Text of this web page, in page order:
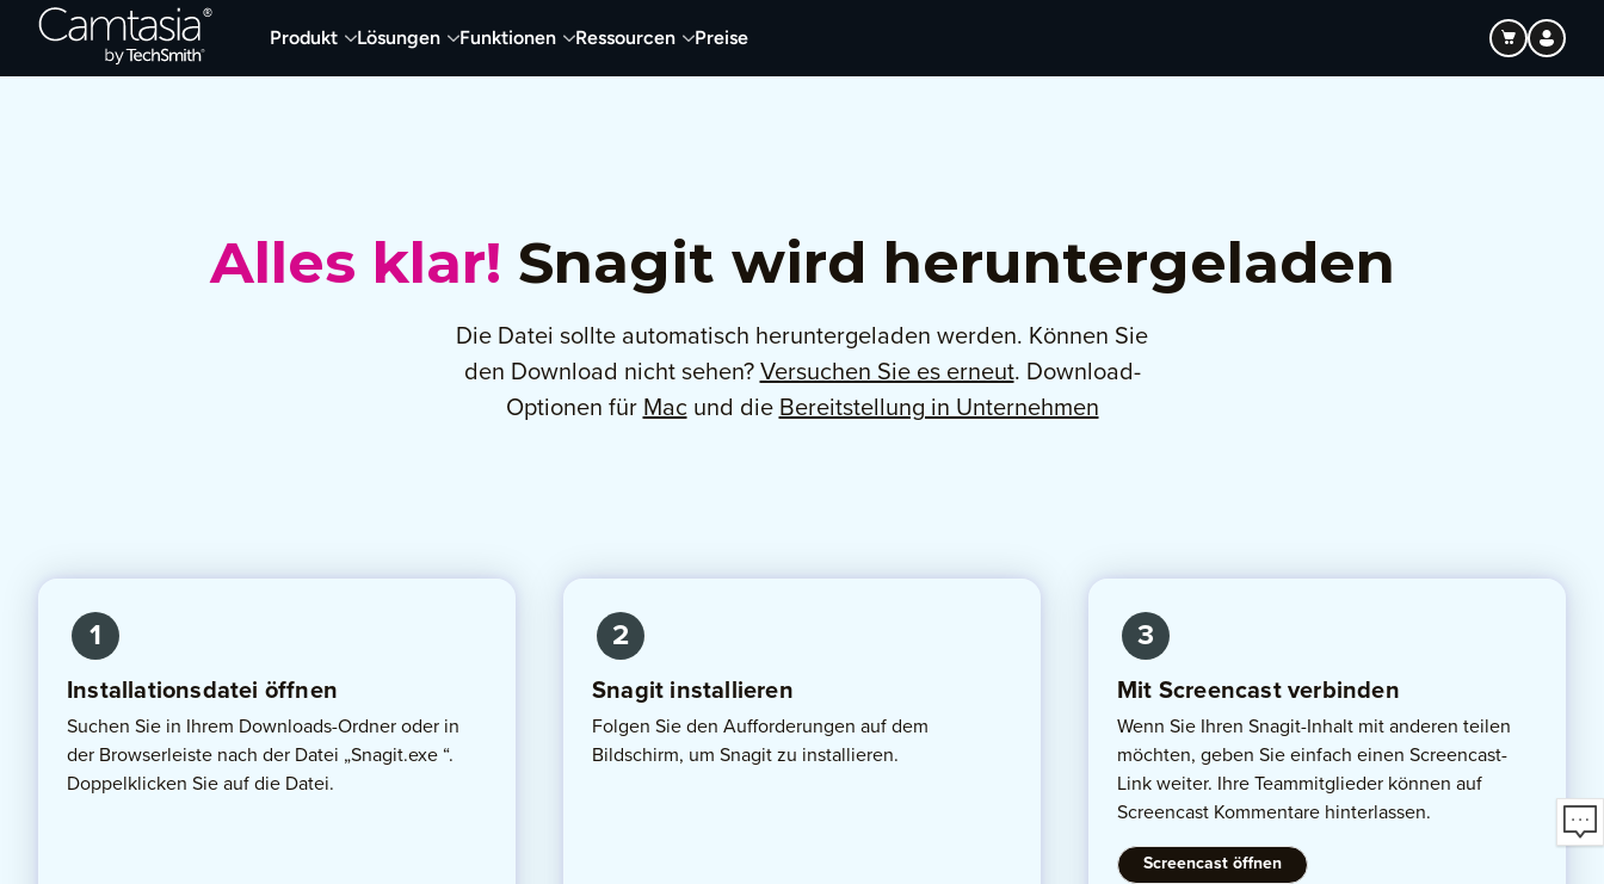
Direkt
Produkt Lösungen Funktionen Ressourcen Preise
Alles klar! Snagit wird heruntergeladen
Die Datei sollte automatisch heruntergeladen werden. Können Sie
den Download nicht sehen? Versuchen Sie es erneut. Download-
Optionen für Mac und die Bereitstellung in Unternehmen
1
Installationsdatei öffnen
Suchen Sie in Ihrem Downloads-Ordner oder in
der Browserleiste nach der Datei „Snagit.exe “.
Doppelklicken Sie auf die Datei.
2
Snagit installieren
Folgen Sie den Aufforderungen auf dem
Bildschirm, um Snagit zu installieren.
3
Mit Screencast verbinden
Wenn Sie Ihren Snagit-Inhalt mit anderen teilen
möchten, geben Sie einfach einen Screencast-
Link weiter. Ihre Teammitglieder können auf
Screencast Kommentare hinterlassen.
Screencast öffnen